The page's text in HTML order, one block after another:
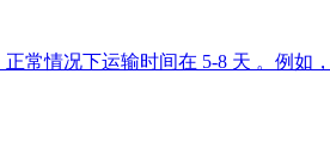
情况下运输时间在 5-8 天 。例如